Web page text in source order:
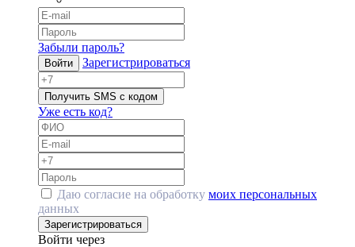
Забыли пароль?
Войти Зарегистрироваться
Получить SMS с кодом
Уже есть код?
Даю согласие на обработку моих персональных
данных
Зарегистрироваться
Войти через